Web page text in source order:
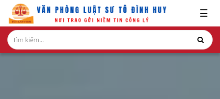
GIỚI
THIỆU
☰